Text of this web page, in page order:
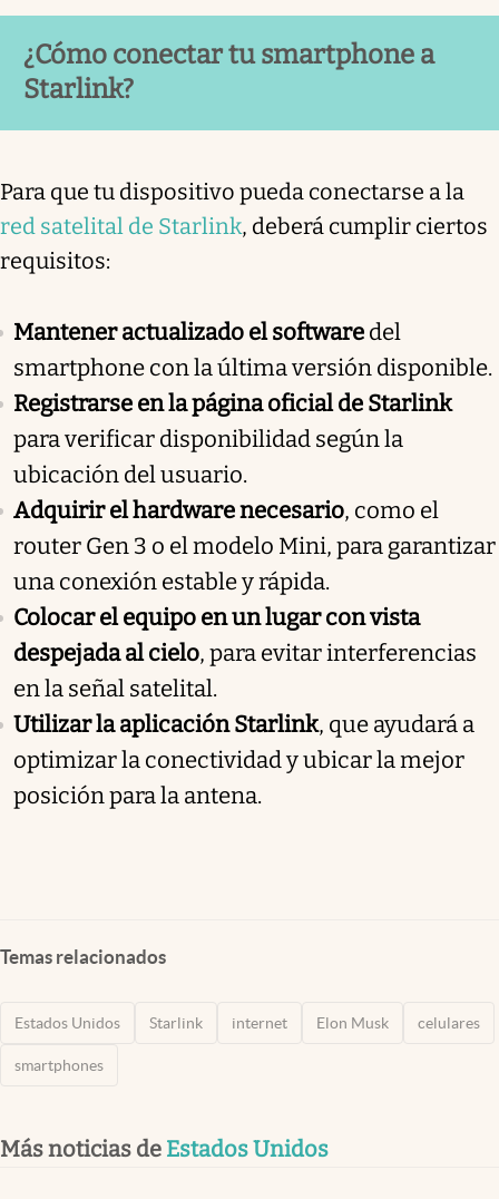
¿Cómo conectar tu smartphone a
Starlink?
Para que tu dispositivo pueda conectarse a la
red satelital de Starlink, deberá cumplir ciertos
requisitos:
Mantener actualizado el software del
smartphone con la última versión disponible.
Registrarse en la página oficial de Starlink
para verificar disponibilidad según la
ubicación del usuario.
Adquirir el hardware necesario, como el
router Gen 3 o el modelo Mini, para garantizar
una conexión estable y rápida.
Colocar el equipo en un lugar con vista
despejada al cielo, para evitar interferencias
en la señal satelital.
Utilizar la aplicación Starlink, que ayudará a
optimizar la conectividad y ubicar la mejor
posición para la antena.
Temas relacionados
Estados Unidos Starlink internet Elon Musk celulares
smartphones
Más noticias de Estados Unidos